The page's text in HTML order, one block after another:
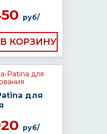
руб/
для
руб/